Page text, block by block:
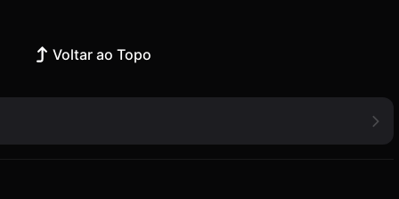
Voltar ao Topo